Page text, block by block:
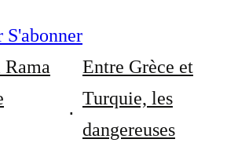
S'abonner
Entre Grèce et
Turquie, les
dangereuses